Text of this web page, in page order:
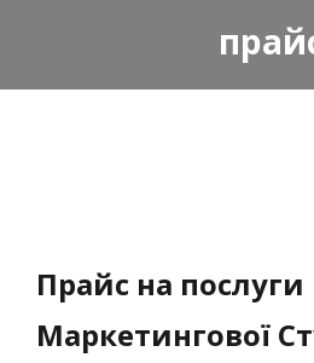
Прайс на послуги
Маркетингової